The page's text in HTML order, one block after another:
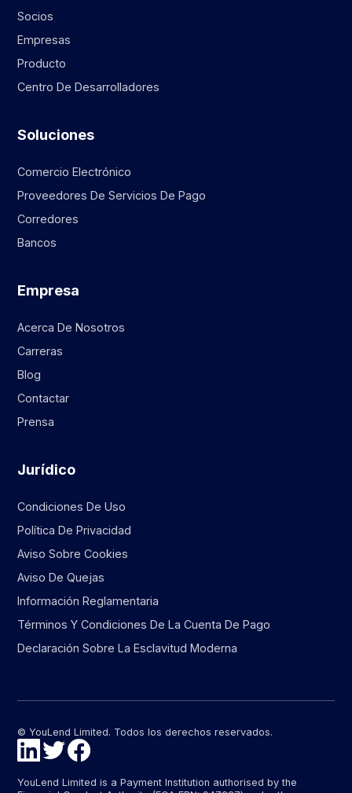
Socios
Empresas
Producto
Centro De Desarrolladores
Soluciones
Comercio Electrónico
Proveedores De Servicios De Pago
Corredores
Bancos
Empresa
Acerca De Nosotros
Carreras
Blog
Contactar
Prensa
Jurídico
Condiciones De Uso
Política De Privacidad
Aviso Sobre Cookies
Aviso De Quejas
Información Reglamentaria
Términos Y Condiciones De La Cuenta De Pago
Declaración Sobre La Esclavitud Moderna
© YouLend Limited. Todos los derechos reservados.
YouLend Limited is a Payment Institution authorised by the